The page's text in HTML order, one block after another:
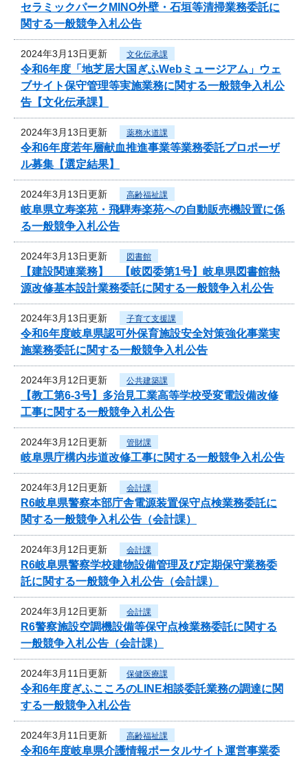
セラミックパークMINO外壁・石垣等清掃業務委託に
関する一般競争入札公告
2024年3月13日更新 文化伝承課
令和6年度「地芝居大国ぎふWebミュージアム」ウェ
ブサイト保守管理等実施業務に関する一般競争入札公
告【文化伝承課】
2024年3月13日更新 薬務水道課
令和6年度若年層献血推進事業等業務委託プロポーザ
ル募集【選定結果】
2024年3月13日更新 高齢福祉課
岐阜県立寿楽苑・飛騨寿楽苑への自動販売機設置に係
る一般競争入札公告
2024年3月13日更新 図書館
【建設関連業務】 【岐図委第1号】岐阜県図書館熱
源改修基本設計業務委託に関する一般競争入札公告
2024年3月13日更新 子育て支援課
令和6年度岐阜県認可外保育施設安全対策強化事業実
施業務委託に関する一般競争入札公告
2024年3月12日更新 公共建築課
【教工第6-3号】多治見工業高等学校受変電設備改修
工事に関する一般競争入札公告
2024年3月12日更新 管財課
岐阜県庁構内歩道改修工事に関する一般競争入札公告
2024年3月12日更新 会計課
R6岐阜県警察本部庁舎電源装置保守点検業務委託に
関する一般競争入札公告（会計課）
2024年3月12日更新 会計課
R6岐阜県警察学校建物設備管理及び定期保守業務委
託に関する一般競争入札公告（会計課）
2024年3月12日更新 会計課
R6警察施設空調機設備等保守点検業務委託に関する
一般競争入札公告（会計課）
2024年3月11日更新 保健医療課
令和6年度ぎふこころのLINE相談委託業務の調達に関
する一般競争入札公告
2024年3月11日更新 高齢福祉課
令和6年度岐阜県介護情報ポータルサイト運営事業委